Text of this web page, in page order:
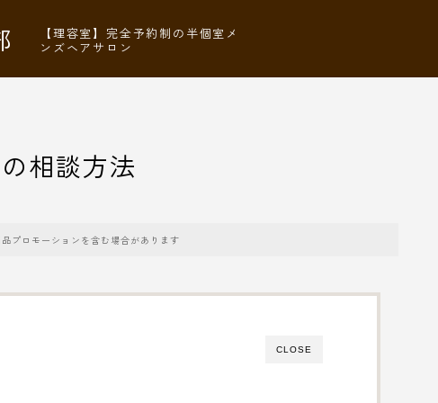
【理容室】完全予約制の半個室メ
ンズヘアサロン
相談方法
プロモーションを含む場合があります
CLOSE